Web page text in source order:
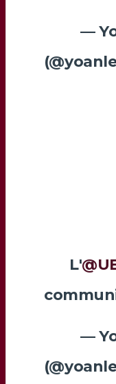
—
L'
—